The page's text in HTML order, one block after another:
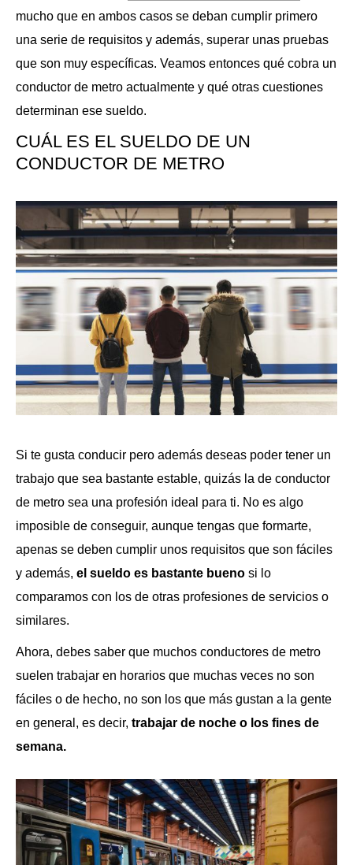
mucho que en ambos casos se deban cumplir primero
una serie de requisitos y además, superar unas pruebas
que son muy específicas. Veamos entonces qué cobra un
conductor de metro actualmente y qué otras cuestiones
determinan ese sueldo.
CUÁL ES EL SUELDO DE UN
CONDUCTOR DE METRO
Si te gusta conducir pero además deseas poder tener un
trabajo que sea bastante estable, quizás la de conductor
de metro sea una profesión ideal para ti. No es algo
imposible de conseguir, aunque tengas que formarte,
apenas se deben cumplir unos requisitos que son fáciles
y además, el sueldo es bastante bueno si lo
comparamos con los de otras profesiones de servicios o
similares.
Ahora, debes saber que muchos conductores de metro
suelen trabajar en horarios que muchas veces no son
fáciles o de hecho, no son los que más gustan a la gente
en general, es decir, trabajar de noche o los fines de
semana.